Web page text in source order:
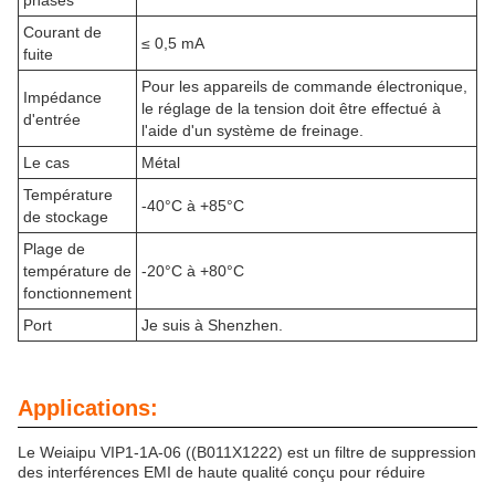
Courant de
fuite
≤ 0,5 mA
Impédance
d'entrée
Pour les appareils de commande électronique,
le réglage de la tension doit être effectué à
l'aide d'un système de freinage.
Le cas
Métal
Température
de stockage
-40°C à +85°C
Plage de
température de
fonctionnement
-20°C à +80°C
Port Je suis à Shenzhen.
Applications:
Le Weiaipu VIP1-1A-06 ((B011X1222) est un filtre de suppression
des interférences EMI de haute qualité conçu pour réduire